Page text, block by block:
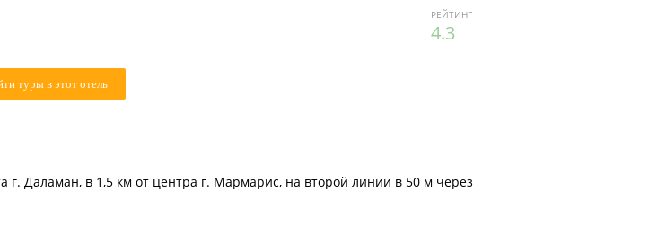
РЕЙТИНГ
4.3
туры в этот отель
г. Даламан, в 1,5 км от центра г. Мармарис, на второй линии в 50 м через